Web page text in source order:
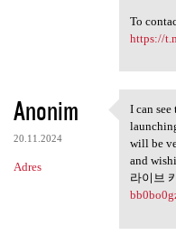
To
https://
Anonim
20.11.2024
Adres
I can
I can
will be
and
라이브